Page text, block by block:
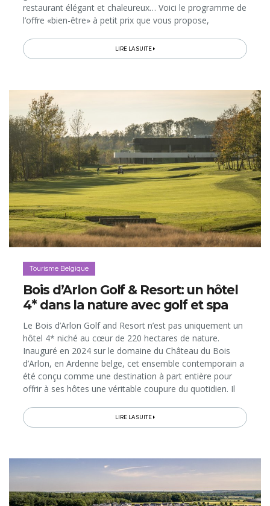
restaurant élégant et chaleureux… Voici le programme de
l’offre «bien-être» à petit prix que vous propose,
Golden Lakes Hotel 4*. Direction les lacs...
LIRE LA SUITE
Tourisme Belgique
Bois d’Arlon Golf & Resort: un hôtel
4* dans la nature avec golf et spa
Le Bois d’Arlon Golf and Resort n’est pas uniquement un
hôtel 4* niché au cœur de 220 hectares de nature.
Inauguré en 2024 sur le domaine du Château du Bois
d’Arlon, en Ardenne belge, cet ensemble contemporain a
été conçu comme une destination à part entière pour
offrir à ses hôtes une véritable coupure du quotidien. Il
paysages environnants... LIRE LA SUITE